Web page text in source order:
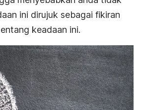
ini dirujuk sebagai fikiran
keadaan ini.